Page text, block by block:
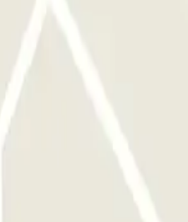
d'activer le bouton. AU DÉPART
réservation, mais ce temps